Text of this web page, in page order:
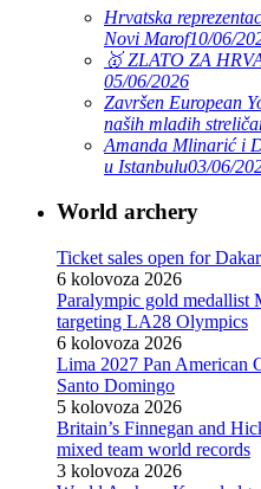
Hrvatska
Novi Marof10/06/
🥇 ZLATO ZA
05/06/2026
Završen European
naših mladih
Amanda Mlinarić i
u Istanbulu03/06/
World archery
Ticket sales open for
6 kolovoza 2026
Paralympic gold medallist
targeting LA28 Olympics
6 kolovoza 2026
Lima 2027 Pan American
Santo Domingo
5 kolovoza 2026
Britain’s Finnegan and
mixed team world records
3 kolovoza 2026